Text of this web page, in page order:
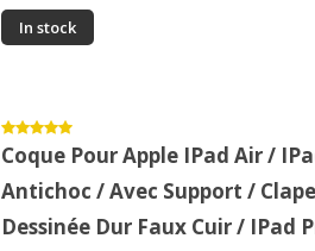
In stock
Coque Pour Apple IPad Air /
Antichoc / Avec Support /
Dessinée Dur Faux Cuir / IPad